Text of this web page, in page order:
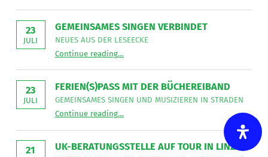
Lebenshilfe
GmbH
für
die
Mitarbeit
im
Mobiler
eine*n
Freizeitassistent*in
für
23
JULI
GEMEINSAMES SINGEN VERBINDET
NEUES AUS DER LESEECKE
Continue readingNeues
der
”
…
23
JULI
FERIEN(S)PASS MIT DER BÜCHEREIBAND
GEMEINSAMES SINGEN UND MUSIZIEREN IN STRADEN
Continue readingGemeinsames
und
in
…
21 UK-BERATUNGSSTELLE AUF TOUR IN LINZ